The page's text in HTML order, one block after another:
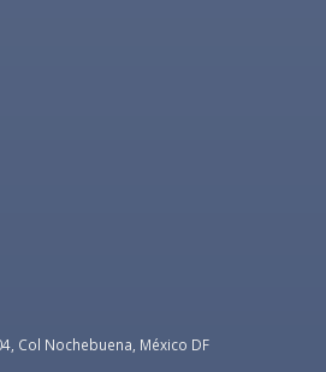
Col Nochebuena, México DF